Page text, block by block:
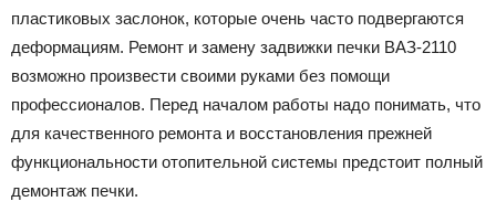
пластиковых заслонок, которые очень часто подвергаются
деформациям. Ремонт и замену задвижки печки ВАЗ-2110
возможно произвести своими руками без помощи
профессионалов. Перед началом работы надо понимать, что
для качественного ремонта и восстановления прежней
функциональности отопительной системы предстоит полный
демонтаж печки.